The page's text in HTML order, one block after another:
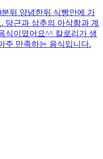
뒤 양념한뒤 식빵안에 가
당근과 상추의 아삭함과 계
식이였어요^^ 칼로리가 생
주 만족하는 음식입니다.